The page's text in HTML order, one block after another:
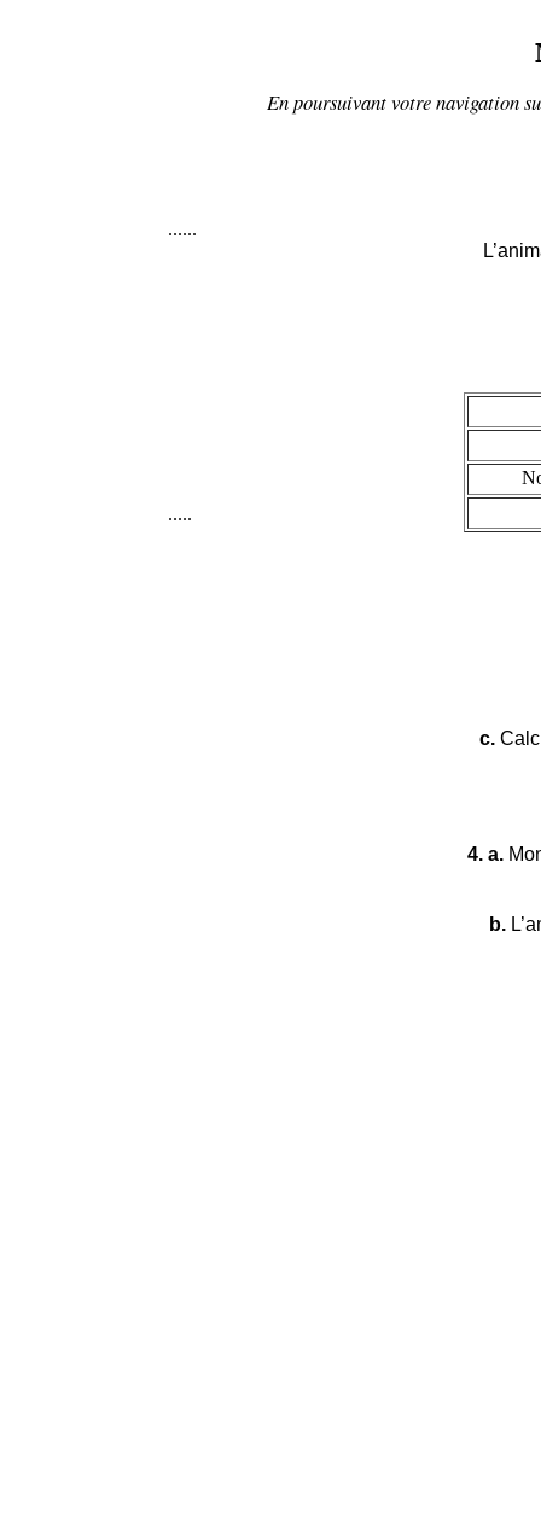
En poursuivant votre navigation
......
.....
c.
4. a.
b.